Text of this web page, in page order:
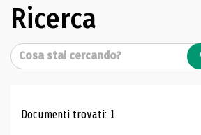
Ricerca
Cerca
Risultati di ricerca
Documenti trovati: 1